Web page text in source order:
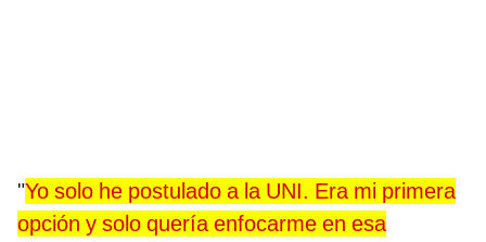
"Yo solo he postulado a la UNI. Era mi primera
opción y solo quería enfocarme en esa